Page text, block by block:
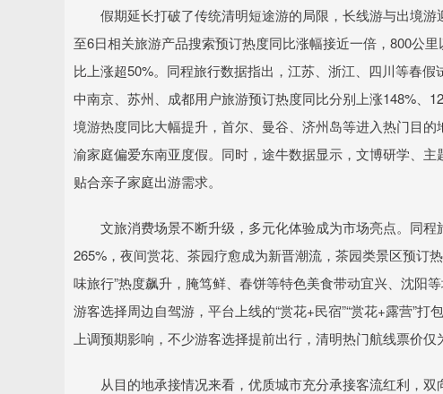
假期延长打破了传统清明短途游的局限，长线游与出境游
至6日相关旅游产品搜索预订热度同比涨幅接近一倍，800公
比上涨超50%。同程旅行数据指出，江苏、浙江、四川等春
中南京、苏州、成都用户旅游预订热度同比分别上涨148%、
境游热度同比大幅提升，首尔、曼谷、济州岛等进入热门目
渝家庭偏爱东南亚度假。同时，途牛数据显示，文博研学、
贴合亲子家庭出游需求。
文旅消费场景不断升级，多元化体验成为市场亮点。同程
265%，夜间赏花、茶园疗愈成为新晋潮流，茶园类景区预订
味旅行”热度飙升，腌笃鲜、春饼等特色美食带动宜兴、沈阳
游客选择周边自驾游，平台上线的“赏花+民宿”“赏花+露营”
上调预期影响，不少游客选择提前出行，清明热门航线票价
从目的地承接情况来看，优质城市充分承接客流红利，双